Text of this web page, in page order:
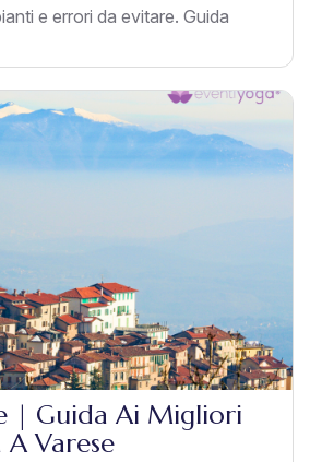
e errori da evitare. Guida
| Guida Ai Migliori
Varese